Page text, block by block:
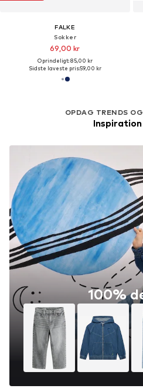
FALKE
Sokker
69,00 kr
Oprindeligt: 85,00 kr
Sidste laveste pris:59,00 kr
OPDAG TRENDS
100%